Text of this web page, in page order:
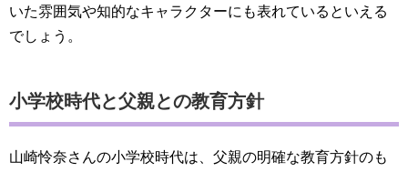
いた雰囲気や知的なキャラクターにも表れているといえる
でしょう。
小学校時代と父親との教育方針
山崎怜奈さんの小学校時代は、父親の明確な教育方針のも